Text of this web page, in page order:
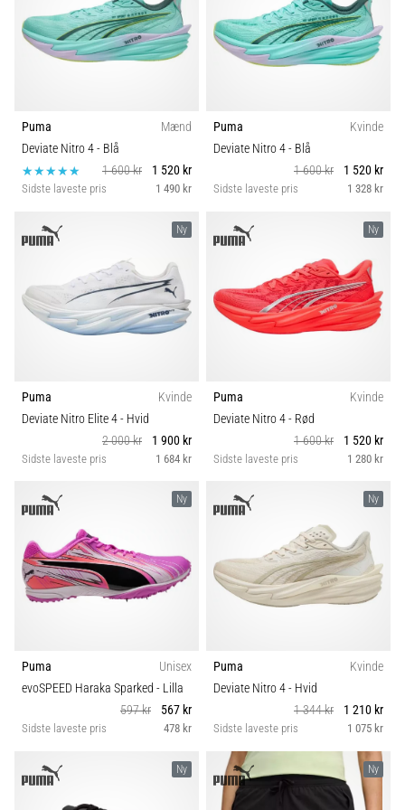
Puma
Mænd
Deviate Nitro 4- Blå
1 600 kr
1 520 kr
Sidste laveste pris 1 490 kr
Puma
Kvinde
Deviate Nitro 4- Blå
1 600 kr
1 520 kr
Sidste laveste pris 1 328 kr
Ny
Puma
Kvinde
Deviate Nitro Elite 4- Hvid
2 000 kr
1 900 kr
Sidste laveste pris 1 684 kr
Ny
Puma
Kvinde
Deviate Nitro 4- Rød
1 600 kr
1 520 kr
Sidste laveste pris 1 280 kr
Ny
Puma
Unisex
evoSPEED Haraka Sparked - Lilla
597 kr
567 kr
Sidste laveste pris 478 kr
Ny
Puma
Kvinde
Deviate Nitro 4- Hvid
1 344 kr
1 210 kr
Sidste laveste pris 1 075 kr
Ny Ny